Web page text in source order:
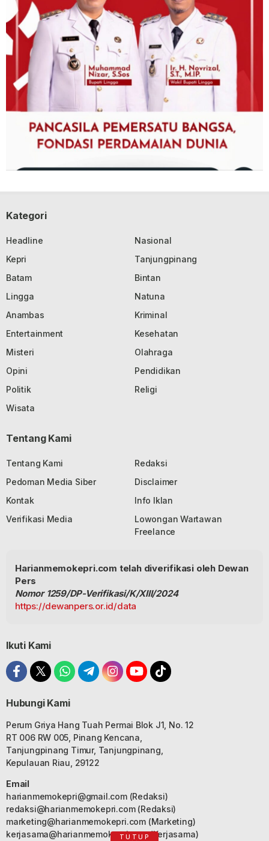
Kategori
Headline
Nasional
Kepri
Tanjungpinang
Batam
Bintan
Lingga
Natuna
Anambas
Kriminal
Entertainment
Kesehatan
Misteri
Olahraga
Opini
Pendidikan
Politik
Religi
Wisata
Tentang Kami
Tentang Kami
Redaksi
Pedoman Media Siber
Disclaimer
Kontak
Info Iklan
Verifikasi Media
Lowongan Wartawan
Freelance
Harianmemokepri.com telah diverifikasi oleh Dewan
Pers
Nomor 1259/DP-Verifikasi/K/XIII/2024
https://dewanpers.or.id/data
Ikuti Kami
Hubungi Kami
Perum Griya Hang Tuah Permai Blok J1, No. 12
RT 006 RW 005, Pinang Kencana,
Tanjungpinang Timur, Tanjungpinang,
Kepulauan Riau, 29122
Email
harianmemokepri@gmail.com(Redaksi)
redaksi@harianmemokepri.com(Redaksi)
marketing@harianmemokepri.com(Marketing)
kerjasama@harianmemokepri.com(Kerjasama)
TUTUP